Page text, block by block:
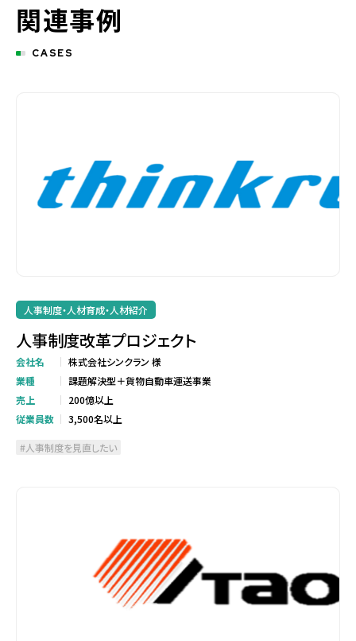
関連事例
CASES
人事制度・人材育成・人材紹介
人事制度改革プロジェクト
会社名
株式会社シンクラン 様
業種
課題解決型＋貨物自動車運送事業
売上
200億以上
従業員数
3,500名以上
人事制度を見直したい